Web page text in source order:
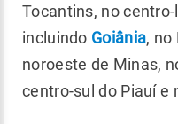
Tocantins, no
incluindo Goiânia, no
noroeste de Minas,
centro-sul do Piauí e